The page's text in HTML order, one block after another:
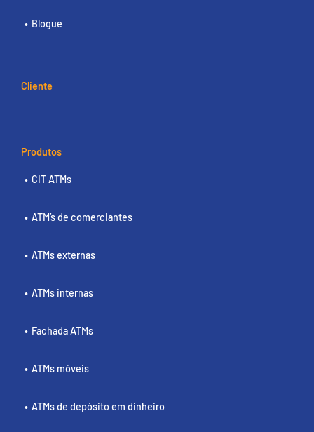
Blogue
Cliente
Produtos
CIT ATMs
ATM’s de comerciantes
ATMs externas
ATMs internas
Fachada ATMs
ATMs móveis
ATMs de depósito em dinheiro